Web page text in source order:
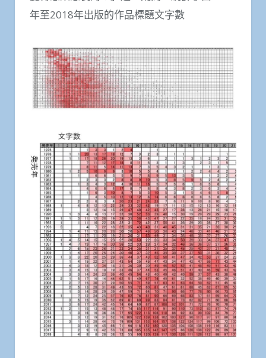
年至2018年出版的作品標題文字數